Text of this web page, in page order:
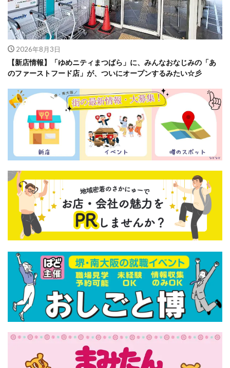
2026年8月3日
【新店情報】「ゆめニティまつばら」に、みんなおなじみの「あ
のファーストフード店」が、ついにオープンするみたい☆彡